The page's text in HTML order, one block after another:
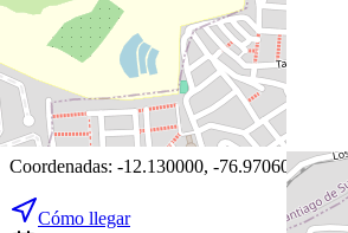
−
Leaflet
©OpenStreetMap
Coordenadas: -12.130000, -76.970600
Cómo llegar